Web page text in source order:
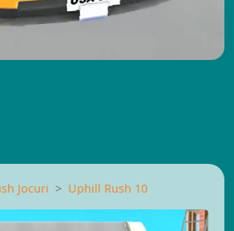
Jocuri Uphill Rush 10